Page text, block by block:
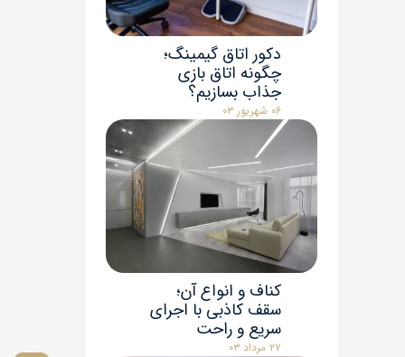
دکور اتاق گیمینگ؛
چگونه اتاق بازی
جذاب بسازیم؟
۰۶ شهریور ۰۳
کناف و انواع آن؛
سقف کاذبی با اجرای
سریع و راحت
۲۷ مرداد ۰۳